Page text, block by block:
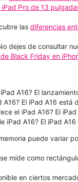
iPad Pro de 13
las diferencias
dejes de consultar
Black Friday en
A16? El
El iPad A16
el iPad A16? El
iPad A16? El iPad
puede variar
mide como
en ciertos